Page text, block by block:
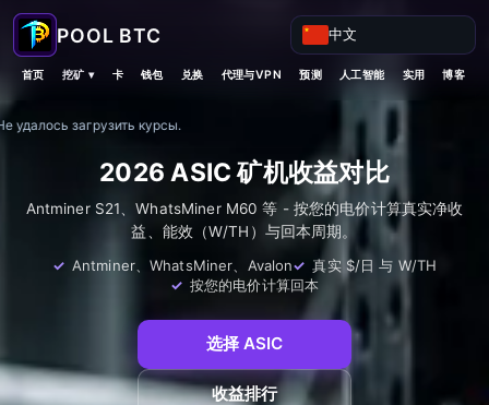
中文
首页 挖矿 ▾ 卡 钱包 兑换 代理与VPN 预测 人工智能 实用 博客
удалось загрузить курсы.
2026 ASIC 矿机收益对比
Antminer S21、WhatsMiner M60 等 - 按您的电价计算真实净收
益、能效（W/TH）与回本周期。
Antminer、WhatsMiner、Avalon
真实 $/日 与 W/TH
按您的电价计算回本
选择 ASIC
收益排行